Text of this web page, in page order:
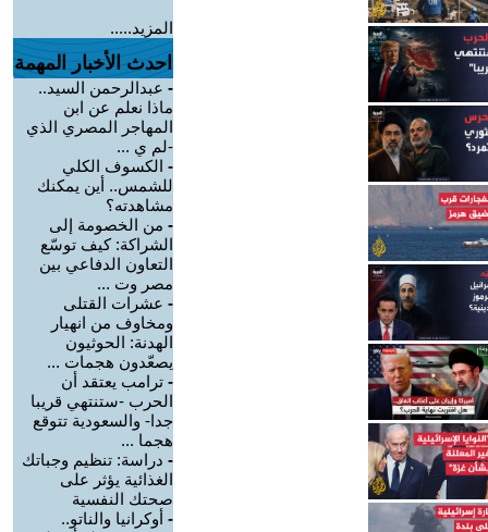
المزيد.....
احدث الأخبار المهمة
- عبدالرحمن السيد..
ماذا نعلم عن ابن
المهاجر المصري الذي
-لم ي ...
- الكسوف الكلي
للشمس.. أين يمكنك
مشاهدته؟
- من الخصومة إلى
الشراكة: كيف توسّع
التعاون الدفاعي بين
مصر وت ...
- عشرات القتلى
ومخاوف من انهيار
الهدنة: الحوثيون
يصعّدون هجمات ...
- ترامب يعتقد أن
الحرب -ستنتهي قريبا
جدا- والسعودية تتوقع
هجما ...
- دراسة: تنظيم وجباتك
الغذائية يؤثر على
صحتك النفسية
- أوكرانيا والناتو..